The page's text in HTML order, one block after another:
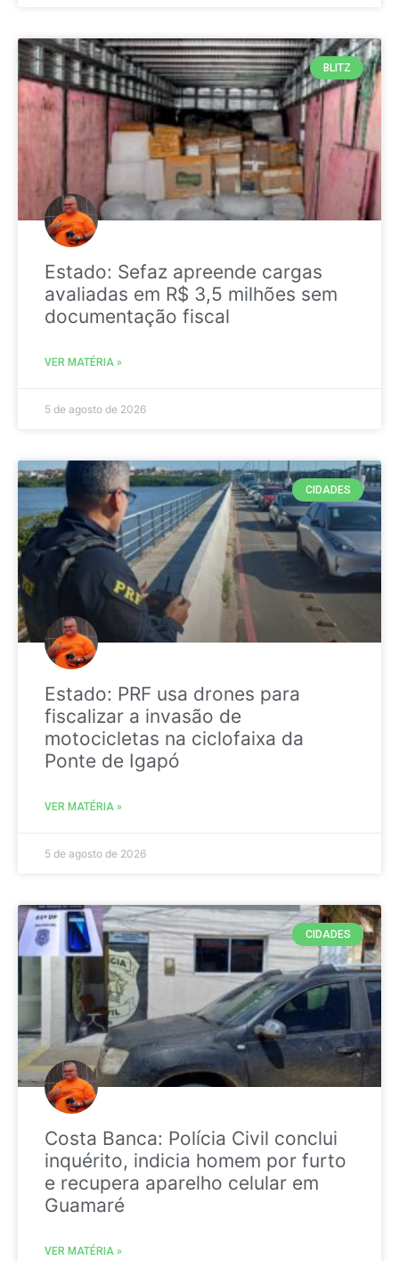
BLITZ
Estado: Sefaz apreende cargas
avaliadas em R$ 3,5 milhões sem
documentação fiscal
VER MATÉRIA »
5 de agosto de 2026
CIDADES
Estado: PRF usa drones para
fiscalizar a invasão de
motocicletas na ciclofaixa da
Ponte de Igapó
VER MATÉRIA »
5 de agosto de 2026
CIDADES
Costa Banca: Polícia Civil conclui
inquérito, indicia homem por furto
e recupera aparelho celular em
Guamaré
VER MATÉRIA »